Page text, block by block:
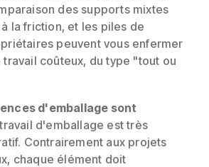
des supports mixtes
la friction, et les piles de
peuvent vous enfermer
travail coûteux, du type "tout ou
d'emballage sont
d'emballage est très
Contrairement aux projets
chaque élément doit